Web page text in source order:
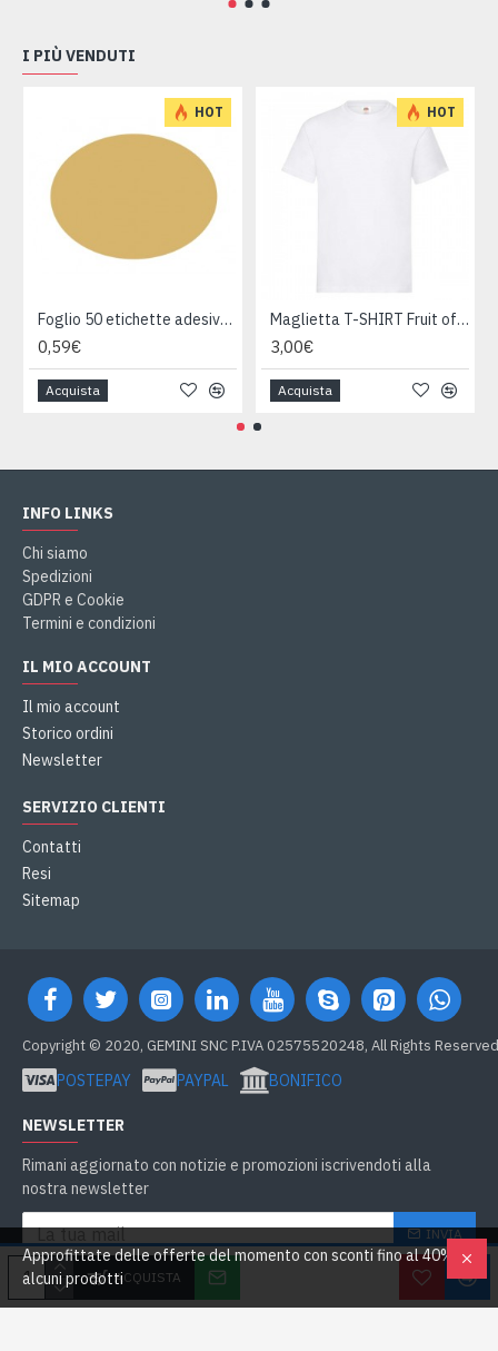
ACQUISTA
I PIÙ VENDUTI
HOT
Foglio 50 etichette adesive ovali ORO mm 36x27
0,59€
Acquista
HOT
Maglietta T-SHIRT Fruit of The Loom HEAVY varie taglie
3,00€
Acquista
INFO LINKS
Chi siamo
Spedizioni
GDPR e Cookie
Termini e condizioni
IL MIO ACCOUNT
Il mio account
Storico ordini
Newsletter
SERVIZIO CLIENTI
Contatti
Resi
Sitemap
Copyright © 2020, GEMINI SNC P.IVA 02575520248, All Rights Reserved
POSTEPAY PAYPAL BONIFICO
NEWSLETTER
Rimani aggiornato con notizie e promozioni iscrivendoti alla
nostra newsletter
INVIA
Ho letto e accetto GDPR e Cookie
Approfittate delle offerte del momento con sconti fino al 40% su
alcuni prodotti